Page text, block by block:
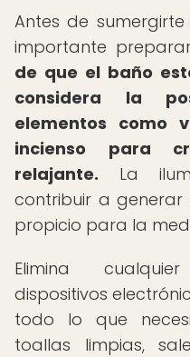
Antes de
importante
de que el baño
considera la
elementos como
incienso para
relajante. La
contribuir a
propicio para la
Elimina
dispositivos
todo lo que
toallas limpias,